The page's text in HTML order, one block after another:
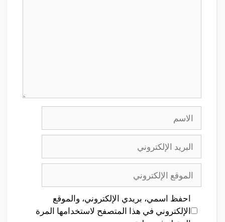
الاسم
البريد
الإلكتروني
الموقع
الإلكتروني
احفظ اسمي، بريدي الإلكتروني، والموقع
الإلكتروني في هذا المتصفح لاستخدامها المرة